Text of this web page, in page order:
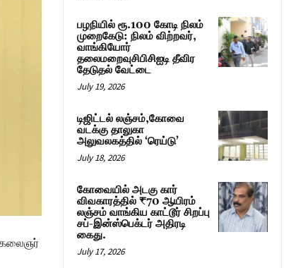
கலைஞர்
பழநியில் ரூ.100 கோடி நிலம்
முறைகேடு: நிலம் விற்றவர்,
வாங்கியோர்
தலைமறைவுசிபிசிஐடி தீவிர
தேடுதல் வேட்டை
July 19, 2026
டிஜிட்டல் லஞ்சம்,கோவை
வடக்கு தாலுகா
அலுவலகத்தில் ‘ரெய்டு’
July 18, 2026
கோவையில் அடகு கார்
விவகாரத்தில் ₹70 ஆயிரம்
லஞ்சம் வாங்கிய காட்டூர் சிறப்பு
சப்-இன்ஸ்பெக்டர் அதிரடி
கைது.
July 17, 2026